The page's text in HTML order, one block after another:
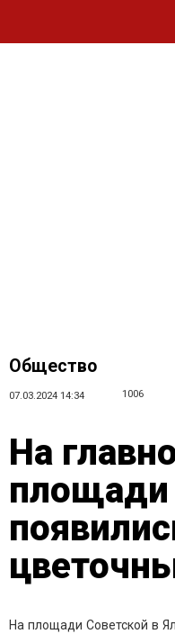
Общество
07.03.2024 14:34 1006
На
На площади Советской в